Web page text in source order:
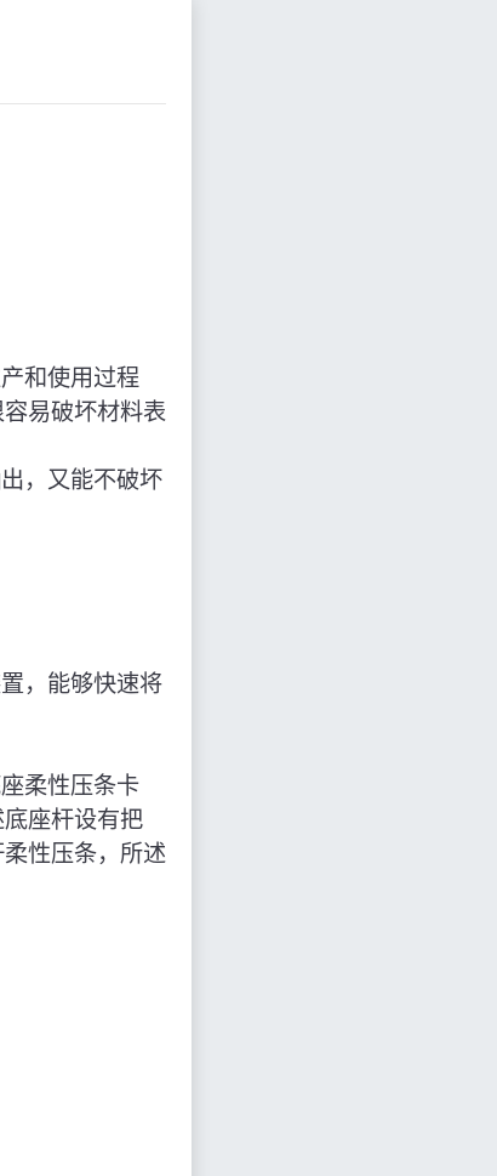
和使用过程
易破坏材料表
，又能不破坏
，能够快速将
柔性压条卡
座杆设有把
性压条，所述